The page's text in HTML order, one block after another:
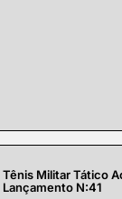
Tênis Militar Tático
Lançamento N:41